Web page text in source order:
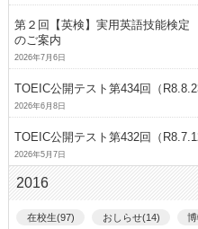
第２回【英検】実用英語技能検
のご案内
2026年7月6日
TOEIC公開テスト第434回（
2026年6月8日
TOEIC公開テスト第432回（
2026年5月7日
2016
在校生(97) おしらせ(14)